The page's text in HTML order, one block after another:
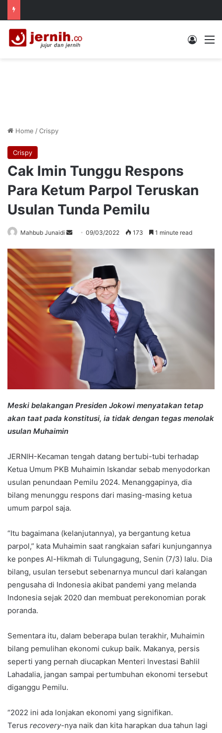
Log In
Home /Crispy
Crispy
Cak Imin Tunggu Respons
Para Ketum Parpol Teruskan
Usulan Tunda Pemilu
Mahbub Junaidi
Send09/03/2022 173 1 minute read
Meski belakangan Presiden Jokowi menyatakan tetap
akan taat pada konstitusi, ia tidak dengan tegas menolak
usulan Muhaimin
JERNIH-Kecaman tengah datang bertubi-tubi terhadap
Ketua Umum PKB Muhaimin Iskandar sebab menyodorkan
usulan penundaan Pemilu 2024. Menanggapinya, dia
bilang menunggu respons dari masing-masing ketua
umum parpol saja.
“Itu bagaimana (kelanjutannya), ya bergantung ketua
parpol,” kata Muhaimin saat rangkaian safari kunjungannya
ke ponpes Al-Hikmah di Tulungagung, Senin (7/3) lalu. Dia
bilang, usulan tersebut sebenarnya muncul dari kalangan
pengusaha di Indonesia akibat pandemi yang melanda
Indonesia sejak 2020 dan membuat perekonomian porak
poranda.
Sementara itu, dalam beberapa bulan terakhir, Muhaimin
bilang pemulihan ekonomi cukup baik. Makanya, persis
seperti yang pernah diucapkan Menteri Investasi Bahlil
Lahadalia, jangan sampai pertumbuhan ekonomi tersebut
diganggu Pemilu.
“2022 ini ada lonjakan ekonomi yang signifikan.
Terus recovery-nya naik dan kita harapkan dua tahun lagi